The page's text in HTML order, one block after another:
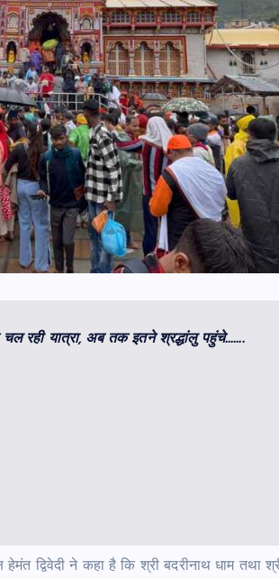
चल रही यात्रा, अब तक इतने श्रद्धांलु पहुंचे…….
द्विवेदी ने कहा है कि श्री बदरीनाथ धाम तथा